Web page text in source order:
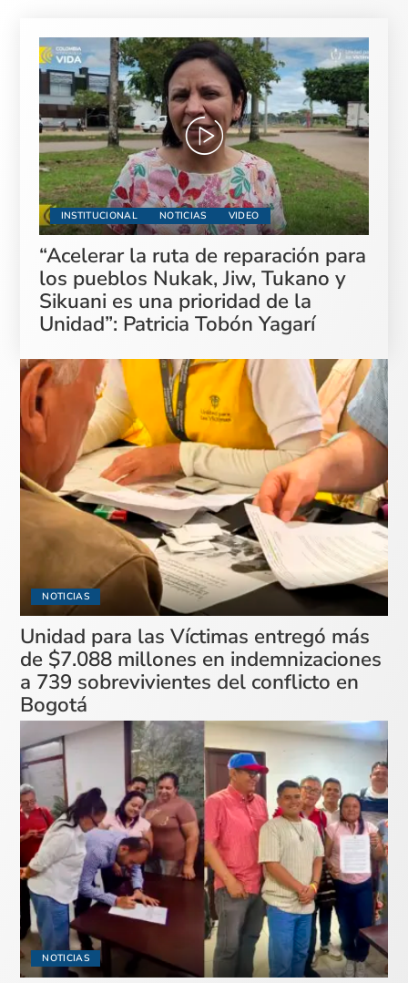
INSTITUCIONAL NOTICIAS VIDEO
“Acelerar la ruta de reparación para
los pueblos Nukak, Jiw, Tukano y
Sikuani es una prioridad de la
Unidad”: Patricia Tobón Yagarí
NOTICIAS
Unidad para las Víctimas entregó más
de $7.088 millones en indemnizaciones
a 739 sobrevivientes del conflicto en
Bogotá
NOTICIAS